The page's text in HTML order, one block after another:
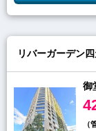
リバーガーデン
御
（